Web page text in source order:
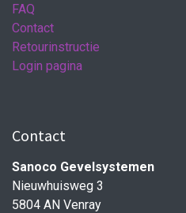
FAQ
Contact
Retourinstructie
Login pagina
Contact
Sanoco Gevelsystemen
Nieuwhuisweg 3
5804 AN Venray